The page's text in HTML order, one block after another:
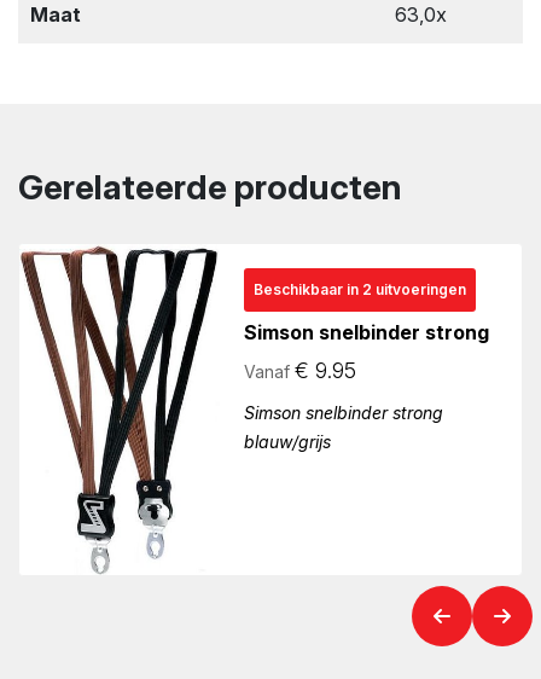
Maat 63,0x
Gerelateerde producten
Beschikbaar in 2 uitvoeringen
Simson snelbinder strong
Vanaf € 9.95
Simson snelbinder strong
blauw/grijs